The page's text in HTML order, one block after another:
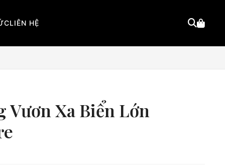
LIÊN HỆ
Vươn Xa Biển Lớn